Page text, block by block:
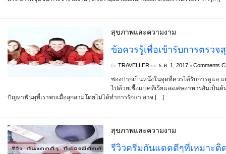
สุขภาพและความงาม
ข้อควรรู้เพื่อเข้ารับการตรว
by TRAVELLER on ธ.ค. 1, 2017 •Comments
ช่องปากเป็นหนึ่งในจุดที่ควรได้รับการดูแล
ไปด้วยเชื้อแบคทีเรียและเศษอาหารอันเป็
ปัญหาฟันผุที่เราพบเมื่อลุกลามโดยไม่ได้ทำการรักษา อาจ […]
สุขภาพและความงาม
รีวิวครีมกันแดดดีๆที่เหมาะติ